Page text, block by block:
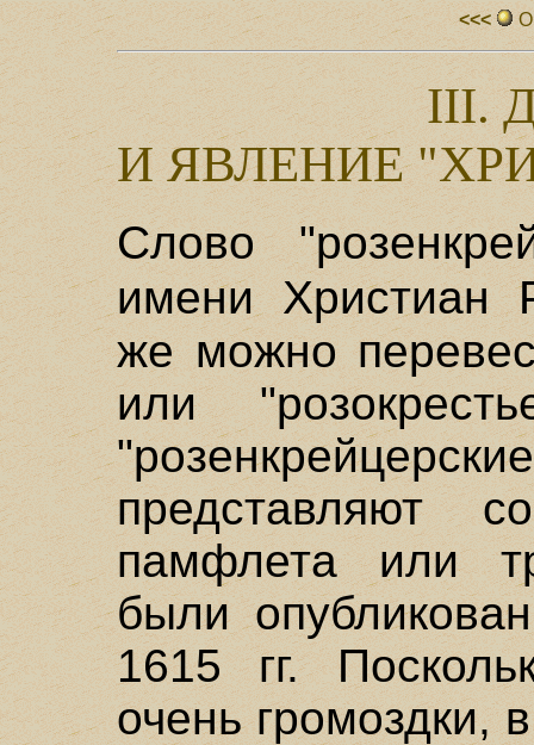
<<<
III.
И ЯВЛЕНИЕ
Слово
имени Христиан
же можно
или
представляют
памфлета или
были
1615 гг.
очень громоздки,